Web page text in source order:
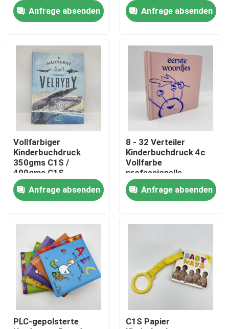
Produkte
Videos
Über uns
Ressource
Treten Sie mit uns in Verbindung
Nachrichten
Fordern Sie ein Zitat
Kaffeetafelbuchdruckerei
Tarotkarten drucken
Anfrage absenden
Anfrage absenden
Vollfarbiger
Kinderbuchdruck
350gms C1S /
400gms C1S
Glanzlaminierung
Anfrage absenden
8 - 32 Verteiler
Kinderbuchdruck 4c
Vollfarbe
professionelle
Druckerei
Anfrage absenden
PLC-gepolsterte
C1S Papier